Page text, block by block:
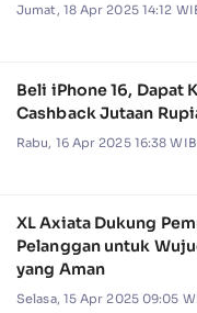
Jumat, 18 Apr 2025 14:12
Beli iPhone 16, Dapat
Cashback Jutaan
Rabu, 16 Apr 2025 16:38 WIB
XL Axiata Dukung
Pelanggan untuk
yang Aman
Selasa, 15 Apr 2025 09:05